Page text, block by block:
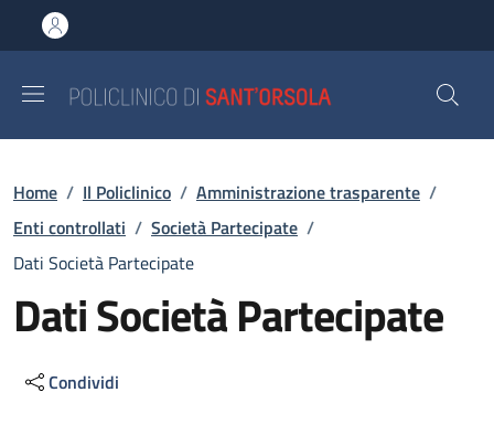
al contenuto principale
to footer content
Briciole di pane
Home / Il Policlinico / Amministrazione trasparente /
Enti controllati / Società Partecipate /
Dati Società Partecipate
Dati Società Partecipate
Condividi